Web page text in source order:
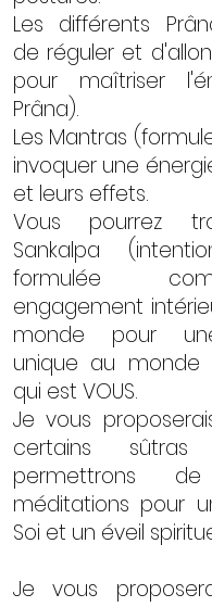
Les différents
de réguler et
pour maîtriser
Prâna).
Les Mantras
invoquer une
et leurs effets.
Vous pourrez
Sankalpa
formulée
engagement
monde pour
unique au monde
qui est VOUS.
Je vous
certains
permettrons
méditations pour
Soi et un éveil
Je vous